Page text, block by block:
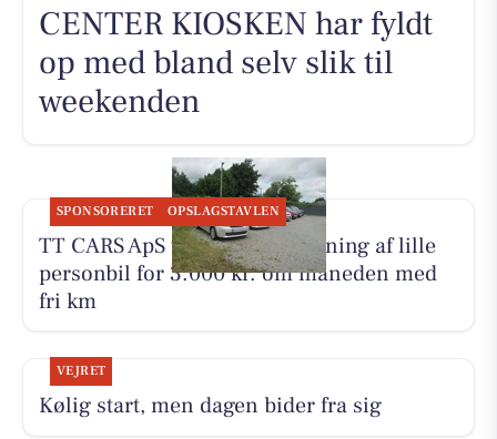
CENTER KIOSKEN har fyldt
op med bland selv slik til
weekenden
SPONSORERET OPSLAGSTAVLEN
TT CARS ApS tilbyder biludlejning af lille
personbil for 3.000 kr. om måneden med
fri km
VEJRET
Kølig start, men dagen bider fra sig